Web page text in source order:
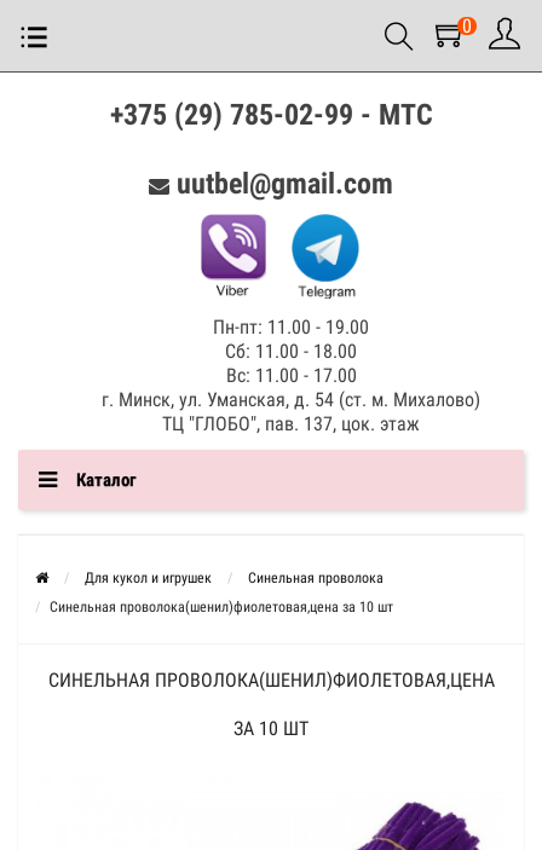
0
+375 (29) 785-02-99 - МТС
uutbel@gmail.com
Пн-пт: 11.00 - 19.00
Сб: 11.00 - 18.00
Вс: 11.00 - 17.00
г. Минск, ул. Уманская, д. 54 (ст. м. Михалово)
ТЦ "ГЛОБО", пав. 137, цок. этаж
Каталог
Для кукол и игрушек
Синельная проволока
Синельная проволока(шенил)фиолетовая,цена за 10 шт
СИНЕЛЬНАЯ ПРОВОЛОКА(ШЕНИЛ)ФИОЛЕТОВАЯ,ЦЕНА
ЗА 10 ШТ